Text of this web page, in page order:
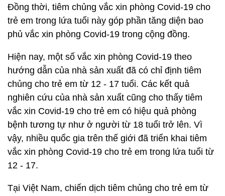
Đồng thời, tiêm chủng vắc xin phòng Covid-19 cho
trẻ em trong lứa tuổi này góp phần tăng diện bao
phủ vắc xin phòng Covid-19 trong cộng đồng.
Hiện nay, một số vắc xin phòng Covid-19 theo
hướng dẫn của nhà sản xuất đã có chỉ định tiêm
chủng cho trẻ em từ 12 - 17 tuổi. Các kết quả
nghiên cứu của nhà sản xuất cũng cho thấy tiêm
vắc xin Covid-19 cho trẻ em có hiệu quả phòng
bệnh tương tự như ở người từ 18 tuổi trở lên. Vì
vậy, nhiều quốc gia trên thế giới đã triển khai tiêm
vắc xin phòng Covid-19 cho trẻ em trong lứa tuổi từ
12 - 17.
Tại Việt Nam, chiến dịch tiêm chủng cho trẻ em từ